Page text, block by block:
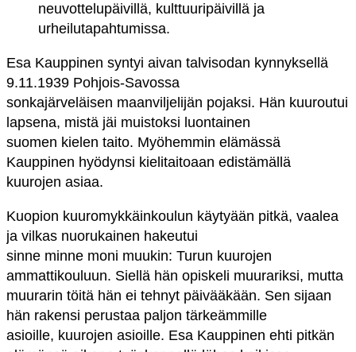
neuvottelupäivillä, kulttuuripäivillä ja
urheilutapahtumissa.
Esa Kauppinen syntyi aivan talvisodan kynnyksellä
9.11.1939 Pohjois-Savossa
sonkajärveläisen maanviljelijän pojaksi. Hän kuuroutui
lapsena, mistä jäi muistoksi luontainen
suomen kielen taito. Myöhemmin elämässä
Kauppinen hyödynsi kielitaitoaan edistämällä
kuurojen asiaa.
Kuopion kuuromykkäinkoulun käytyään pitkä, vaalea
ja vilkas nuorukainen hakeutui
sinne minne moni muukin: Turun kuurojen
ammattikouluun. Siellä hän opiskeli muurariksi, mutta
muurarin töitä hän ei tehnyt päivääkään. Sen sijaan
hän rakensi perustaa paljon tärkeämmille
asioille, kuurojen asioille. Esa Kauppinen ehti pitkän